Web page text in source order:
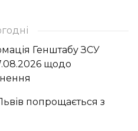
Генштабу ЗСУ
щодо
попрощається з